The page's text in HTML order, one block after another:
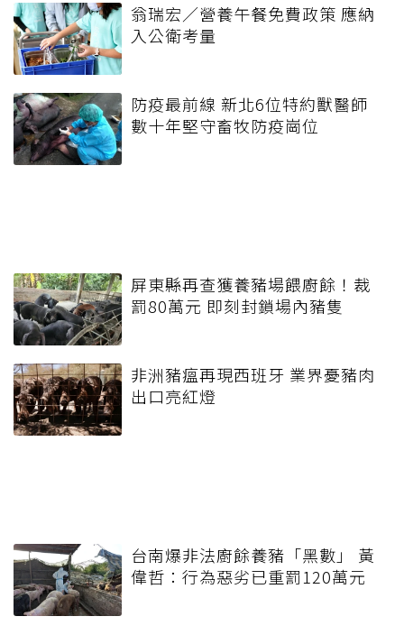
翁瑞宏／營養午餐免費政策 應納
入公衛考量
防疫最前線 新北6位特約獸醫師
數十年堅守畜牧防疫崗位
屏東縣再查獲養豬場餵廚餘！裁
罰80萬元 即刻封鎖場內豬隻
非洲豬瘟再現西班牙 業界憂豬肉
出口亮紅燈
台南爆非法廚餘養豬「黑數」 黃
偉哲：行為惡劣已重罰120萬元